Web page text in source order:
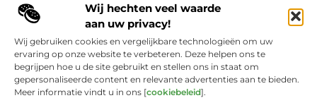
Wij hechten veel waarde
aan uw privacy!
Wij gebruiken cookies en vergelijkbare technologieën om uw
ervaring op onze website te verbeteren. Deze helpen ons te
begrijpen hoe u de site gebruikt en stellen ons in staat om
gepersonaliseerde content en relevante advertenties aan te bieden.
Meer informatie vindt u in ons [cookiebeleid].
Over Cloaca de Film
Cloacadefilm.nl – Een wereld van inspiratie, vastgelegd in
woorden en beelden.
Verken onze blogs en artikelen die het
dagelijks leven vastleggen en in een nieuw licht zetten.
Bericht categorie